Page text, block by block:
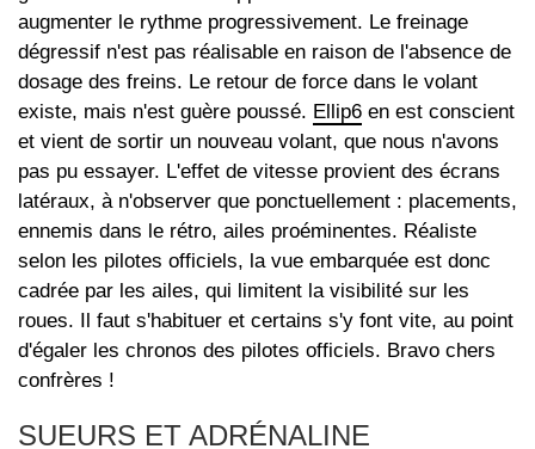
augmenter le rythme progressivement. Le freinage
dégressif n'est pas réalisable en raison de l'absence de
dosage des freins. Le retour de force dans le volant
existe, mais n'est guère poussé. Ellip6 en est conscient
et vient de sortir un nouveau volant, que nous n'avons
pas pu essayer. L'effet de vitesse provient des écrans
latéraux, à n'observer que ponctuellement : placements,
ennemis dans le rétro, ailes proéminentes. Réaliste
selon les pilotes officiels, la vue embarquée est donc
cadrée par les ailes, qui limitent la visibilité sur les
roues. Il faut s'habituer et certains s'y font vite, au point
d'égaler les chronos des pilotes officiels. Bravo chers
confrères !
SUEURS ET ADRÉNALINE